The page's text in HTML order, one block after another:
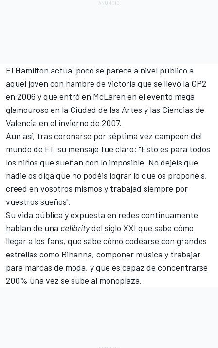
El Hamilton actual poco se parece a nivel público a
aquel joven con hambre de victoria que se llevó la GP2
en 2006 y que entró en McLaren en el evento mega
glamouroso en la Ciudad de las Artes y las Ciencias de
Valencia en el invierno de 2007.
Aun así, tras coronarse por séptima vez campeón del
mundo de F1, su mensaje fue claro: "Esto es para todos
los niños que sueñan con lo imposible. No dejéis que
nadie os diga que no podéis lograr lo que os proponéis,
creed en vosotros mismos y trabajad siempre por
vuestros sueños".
Su vida pública yexpuesta en redes continuamente
hablan de una celibritydel siglo XXI que sabe cómo
llegar a los fans, que sabe cómo codearse con grandes
estrellas como Rihanna, componer música y trabajar
para marcas de moda, y que es capaz de concentrarse
200% una vez se sube al monoplaza.